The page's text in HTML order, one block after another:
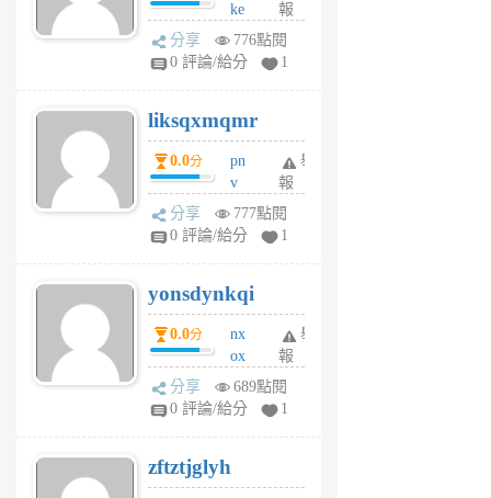
前
ke
rv
pj
6
個
月
前
報
分享
776點閱
0 評論/給分
1
liksqxmqmr
0.0分
pn
v
wt
sv
6
個
月
前
舉
報
分享
777點閱
0 評論/給分
1
yonsdynkqi
0.0分
nx
ox
rh
pe
月
舉
報
分享
689點閱
0 評論/給分
1
zftztjglyh